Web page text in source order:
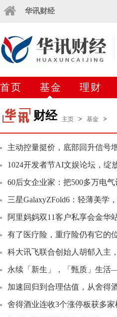
华讯财经
首页 基金 理财
财经 主页 > 基金 >
主动控量挺价，底部回升信号
1024开发者节AI文娱论坛，绽
60后女企业家：把500多万电
三星GalaxyZFold6：轻薄美学
阿里妈妈双11客户私享会金华
有了医疗险，重疗险仍有它的
科大讯飞联合创始人胡郁入主
永续「新生」，「甄质」生
加速回归到合理估值，从舍得
舍得酒业连收3个涨停板获多